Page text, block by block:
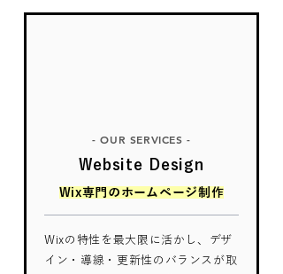
- OUR SERVICES -
Website Design
Wix専門のホームページ制作
Wixの特性を最大限に活かし、デザ
イン・導線・更新性のバランスが取